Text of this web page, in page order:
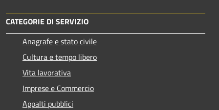
CATEGORIE DI SERVIZIO
Anagrafe e stato civile
Cultura e tempo libero
Vita lavorativa
Imprese e Commercio
Appalti pubblici